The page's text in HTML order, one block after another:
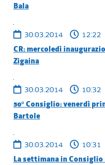
Bala
30.03.2014 12:22
CR: mercoledì
Zigaina
30.03.2014 10:32
50° Consiglio: venerdì
Bartole
30.03.2014 10:31
La settimana in